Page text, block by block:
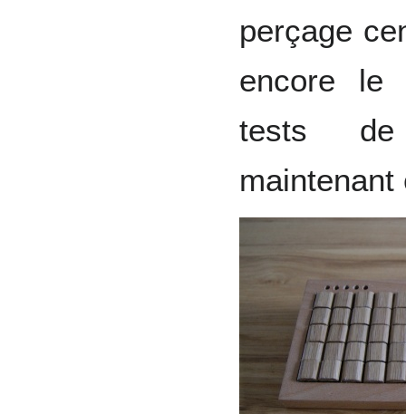
perçage
encore le
tests de
maintenant